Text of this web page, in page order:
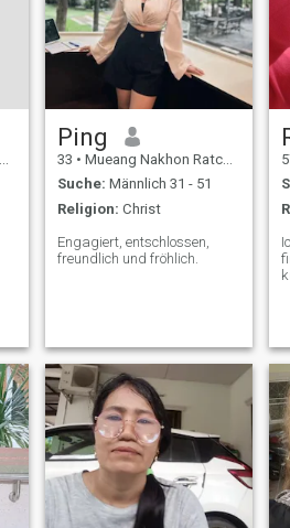
Ping
33 • Mueang Nakhon Ratchasima, Nakhon Ratchasima, Thailand
Suche: Männlich 31 - 51
Religion: Christ
Engagiert, entschlossen,
freundlich und fröhlich.